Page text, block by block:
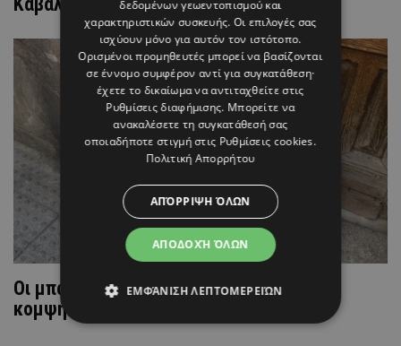
Oι μπαλαρίνες πρωταγωνιστούν σε κάθε
κομψή εμφάνιση στο νησί
δεδομένων γεωεντοπισμού και
χαρακτηριστικών συσκευής. Οι επιλογές σας
ισχύουν μόνο για αυτόν τον ιστότοπο.
Ορισμένοι προμηθευτές μπορεί να βασίζονται
σε έννομο συμφέρον αντί για συγκατάθεση·
έχετε το δικαίωμα να αντιταχθείτε στις
Ρυθμίσεις διαφήμισης. Μπορείτε να
ανακαλέσετε τη συγκατάθεσή σας
οποιαδήποτε στιγμή στις Ρυθμίσεις cookies.
Πολιτική Απορρήτου
ΑΠΟΔΟΧΉ ΌΛΩΝ
ΑΠΌΡΡΙΨΗ ΌΛΩΝ
ΕΜΦΆΝΙΣΗ ΛΕΠΤΟΜΕΡΕΙΏΝ